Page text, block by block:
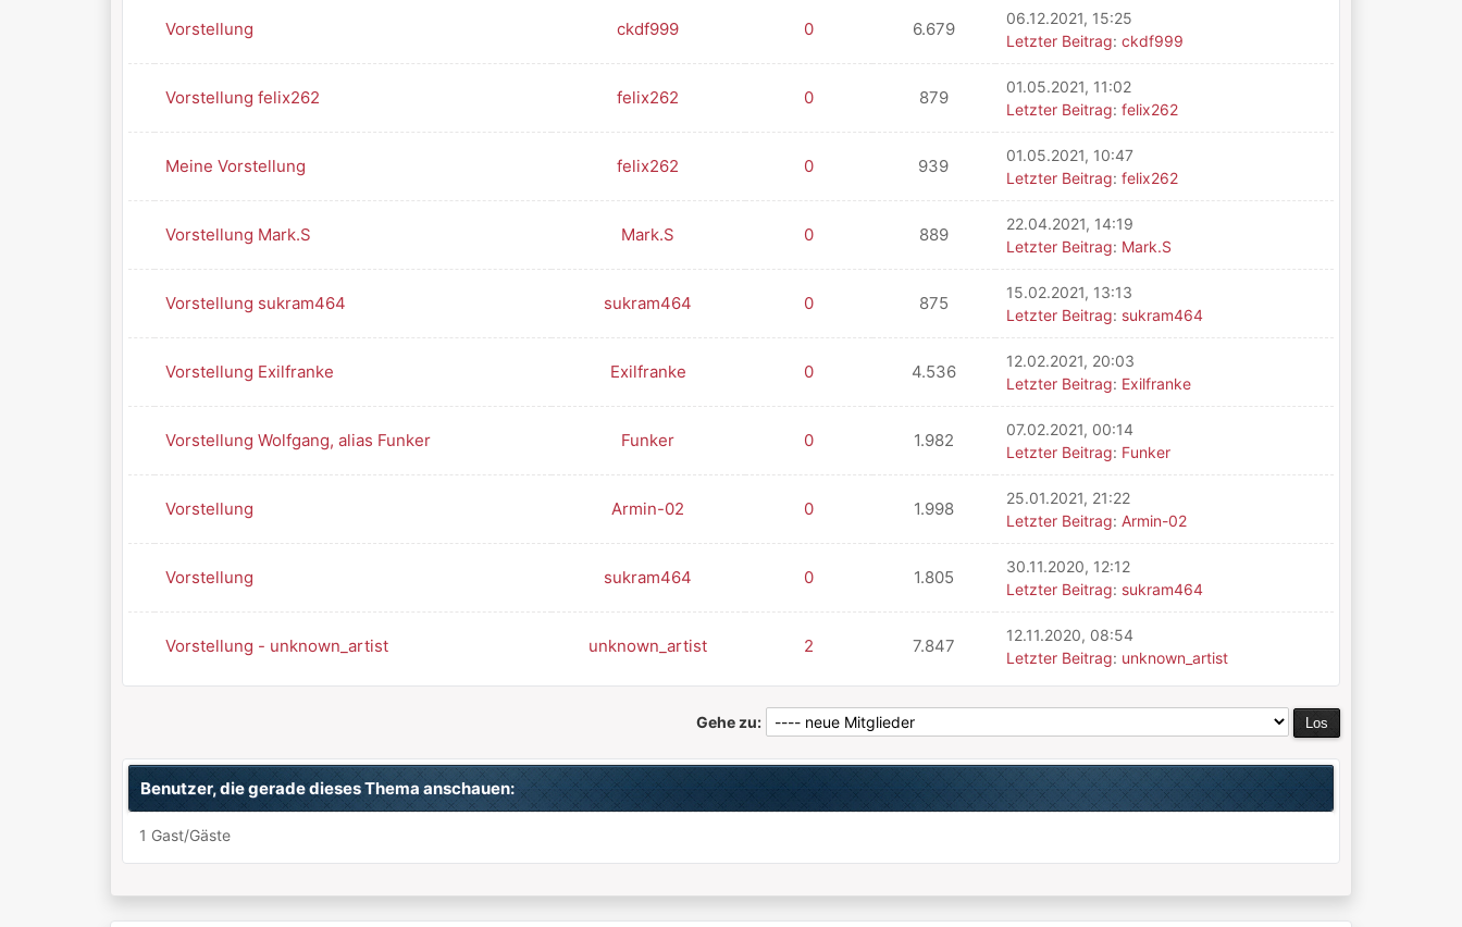
Vorstellung ckdf999 0 6.679
06.12.2021, 15:25
Letzter Beitrag: ckdf999
Vorstellung felix262 felix262 0 879
01.05.2021, 11:02
Letzter Beitrag: felix262
Meine Vorstellung felix262 0 939
01.05.2021, 10:47
Letzter Beitrag: felix262
Vorstellung Mark.S Mark.S 0 889
22.04.2021, 14:19
Letzter Beitrag: Mark.S
Vorstellung sukram464 sukram464 0 875
15.02.2021, 13:13
Letzter Beitrag: sukram464
Vorstellung Exilfranke Exilfranke 0 4.536
12.02.2021, 20:03
Letzter Beitrag: Exilfranke
Vorstellung Wolfgang, alias Funker Funker 0 1.982
07.02.2021, 00:14
Letzter Beitrag: Funker
Vorstellung Armin-02 0 1.998
25.01.2021, 21:22
Letzter Beitrag: Armin-02
Vorstellung sukram464 0 1.805
30.11.2020, 12:12
Letzter Beitrag: sukram464
Vorstellung - unknown_artist unknown_artist 2 7.847
12.11.2020, 08:54
Letzter Beitrag: unknown_artist
Gehe zu:
Benutzer, die gerade dieses Thema anschauen:
1 Gast/Gäste